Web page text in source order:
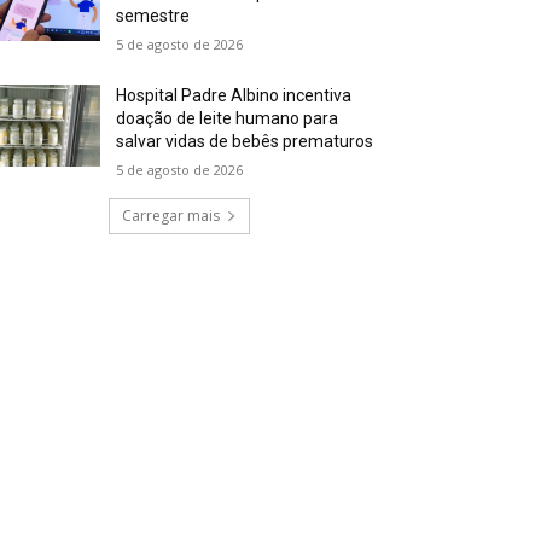
semestre
5 de agosto de 2026
Hospital Padre Albino incentiva
doação de leite humano para
salvar vidas de bebês prematuros
5 de agosto de 2026
Carregar mais